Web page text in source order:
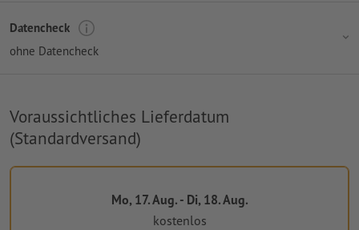
Datencheck
ohne Datencheck
Voraussichtliches Lieferdatum
(Standardversand)
Mo, 17. Aug. - Di, 18. Aug.
kostenlos